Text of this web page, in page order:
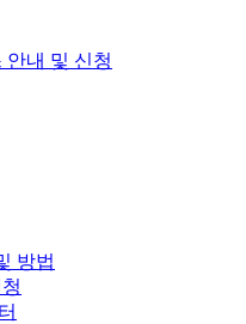
안내 및 신청
방법